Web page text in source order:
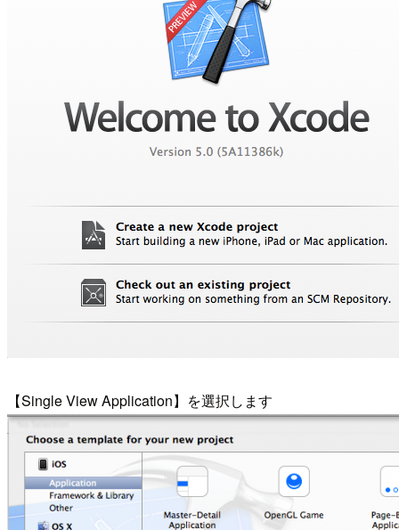
【Single View Application】を選択します